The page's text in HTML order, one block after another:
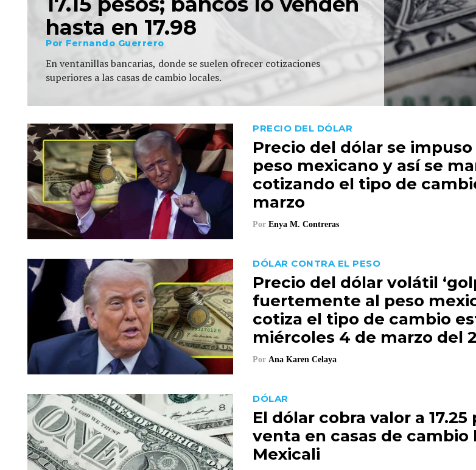
hasta en 17.98
Por Fernando Guerrero
En ventanillas bancarias, donde se suelen ofrecer cotizaciones
superiores a las casas de cambio locales.
PRECIO DEL DÓLAR
Precio del dólar se
peso mexicano y así se
cotizando el tipo de
marzo
Por Enya M. Contreras
DÓLAR CONTRA EL PESO
Precio del dólar volátil
fuertemente al peso
cotiza el tipo de cambio
miércoles 4 de marzo del
Por Ana Karen Celaya
DÓLAR
El dólar cobra valor a 17.25
venta en casas de cambio
Mexicali